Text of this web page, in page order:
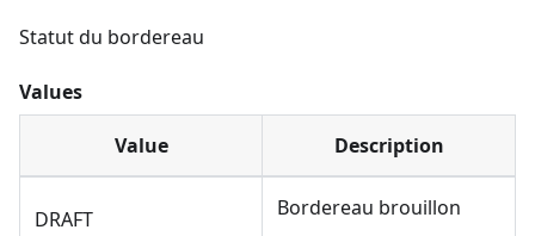
Statut du bordereau
Values
Value Description
DRAFT Bordereau brouillon